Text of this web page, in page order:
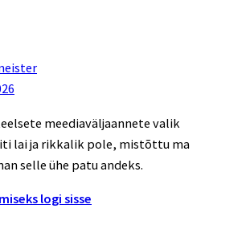
meediaväljaannete valik
lai ja rikkalik pole, mistõttu ma
selle ühe patu andeks.
logi sisse